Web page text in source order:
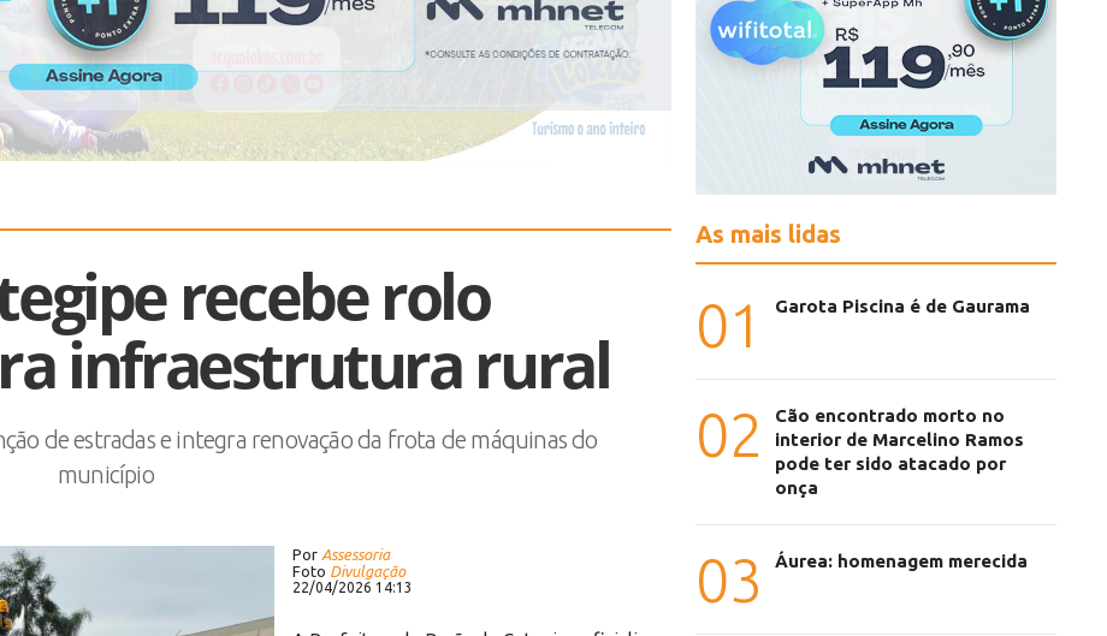
recebe rolo
infraestrutura rural
de estradas e integra renovação da frota de máquinas do
município
Por Assessoria
Foto Divulgação
22/04/2026 14:13
As mais lidas
01 Garota Piscina é de Gaurama
02
Cão encontrado morto no
interior de Marcelino Ramos
pode ter sido atacado por
onça
03 Áurea: homenagem merecida